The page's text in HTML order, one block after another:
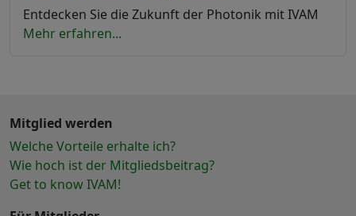
Entdecken Sie die Zukunft der Photonik mit IVAM
Mehr erfahren...
Mitglied werden
Welche Vorteile erhalte ich?
Wie hoch ist der Mitgliedsbeitrag?
Get to know IVAM!